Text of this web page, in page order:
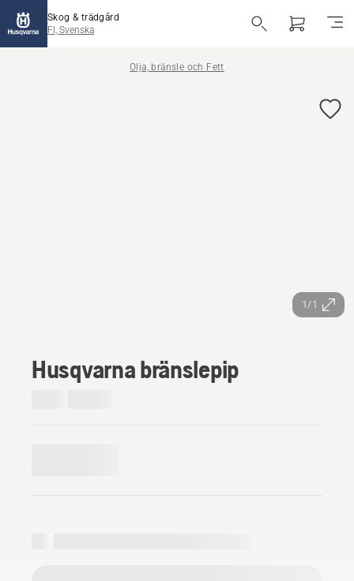
Skog & trädgård
FI, Svenska
Olja, bränsle och Fett
1/1
Husqvarna bränslepip